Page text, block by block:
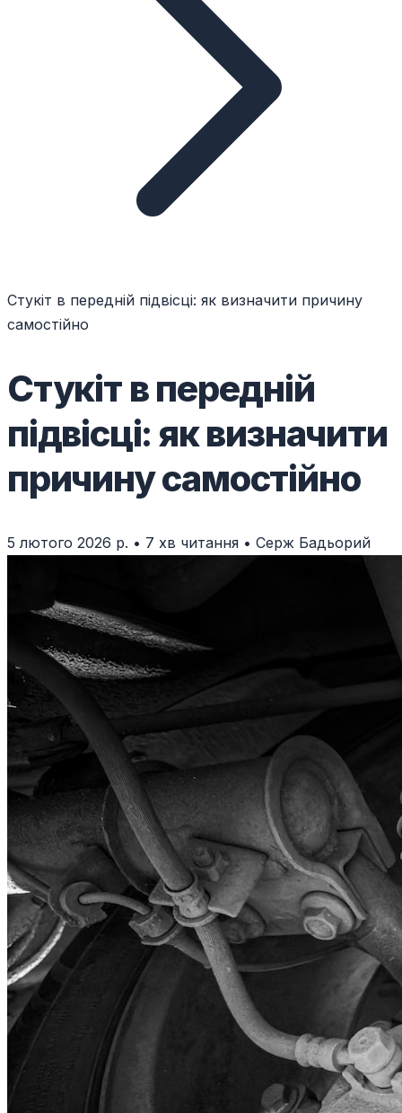
Стукіт в передній підвісці: як визначити причину
самостійно
Стукіт в передній
підвісці: як визначити
причину самостійно
5 лютого 2026 р. • 7 хв читання • Серж Бадьорий